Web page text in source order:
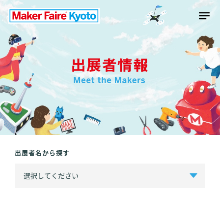
出展者名から探す